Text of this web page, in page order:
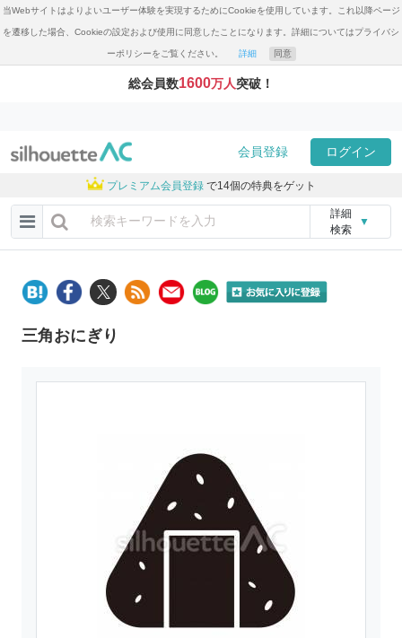
当Webサイトはよりよいユーザー体験を実現するためにCookieを使用しています。これ以降ページ
を遷移した場合、Cookieの設定および使用に同意したことになります。詳細についてはプライバシ
ーポリシーをご覧ください。 詳細 同意
総会員数1600万人突破！
会員登録 ログイン
プレミアム会員登録 で14個の特典をゲット
詳細
検索
▼
三角おにぎり